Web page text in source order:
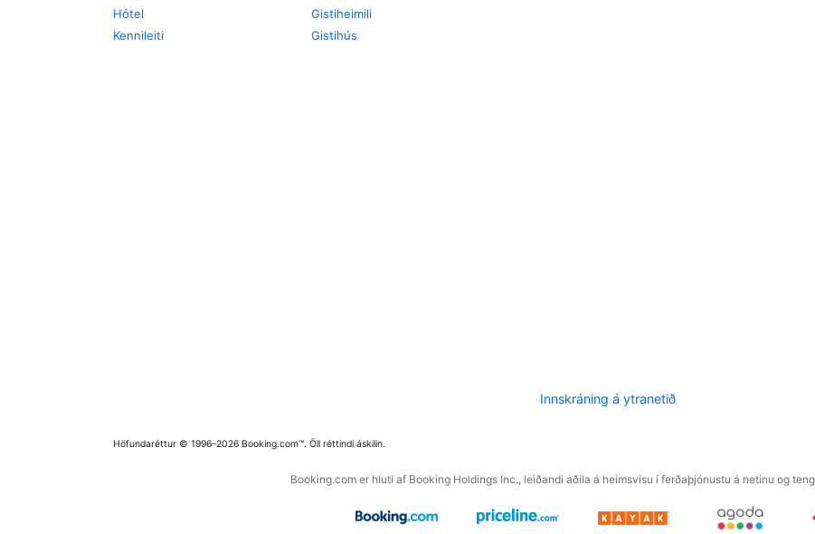
Hótel
Kennileiti
Gistiheimili
Gistihús
Innskráning á ytranetið
Höfundaréttur © 1996–2026 Booking.com™. Öll réttindi áskilin.
Booking.com er hluti af Booking Holdings Inc., leiðandi aðila á heimsvísu í ferðaþjónustu á netinu og